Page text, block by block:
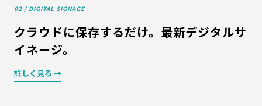
02 / DIGITAL SIGNAGE
クラウドに保存するだけ。最新デジタルサ
イネージ。
詳しく見る →